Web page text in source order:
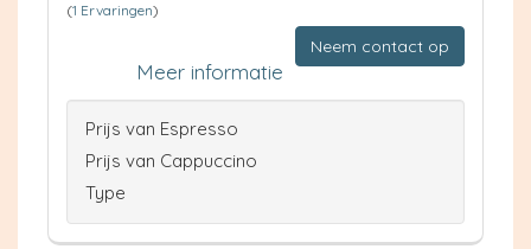
(1 Ervaringen)
Neem contact op
Meer informatie
Prijs van Espresso
Prijs van Cappuccino
Type